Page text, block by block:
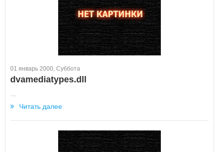
01 январь 2000, Суббота
dvamediatypes.dll
Читать далее